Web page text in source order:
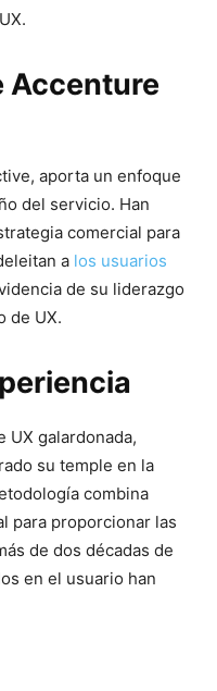
Accenture
aporta un enfoque
del servicio. Han
comercial para
a los usuarios
de su liderazgo
de UX.
UX galardonada,
su temple⁤ en la
⁢combina
para⁣ proporcionar las‌
de dos décadas de​
en​ el usuario han